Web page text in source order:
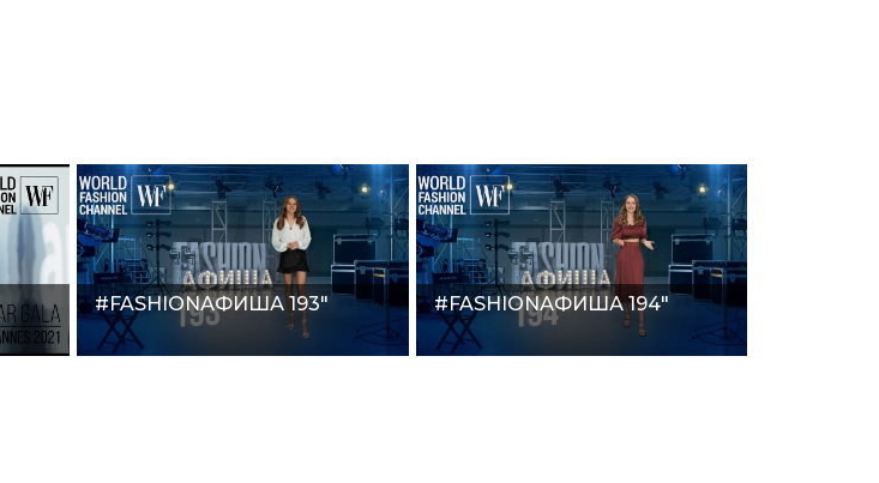
#FASHIONАФИША 193" #FASHIONАФИША 194"